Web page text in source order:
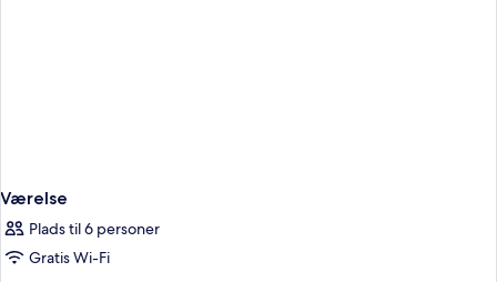
Værelse
Plads til 6 personer
Gratis Wi-Fi